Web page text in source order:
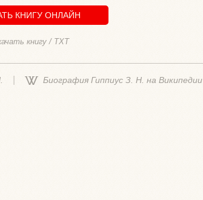
КНИГУ ОНЛАЙН
книгу / TXT
Биография Гиппиус З. Н. на Википедии